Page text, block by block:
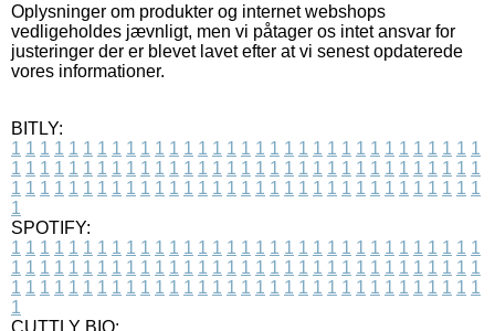
Oplysninger om produkter og internet webshops
vedligeholdes jævnligt, men vi påtager os intet ansvar for
justeringer der er blevet lavet efter at vi senest opdaterede
vores informationer.
BITLY:
1 1 1 1 1 1 1 1 1 1 1 1 1 1 1 1 1 1 1 1 1 1 1 1 1 1 1 1 1 1 1 1 1
1 1 1 1 1 1 1 1 1 1 1 1 1 1 1 1 1 1 1 1 1 1 1 1 1 1 1 1 1 1 1 1 1
1 1 1 1 1 1 1 1 1 1 1 1 1 1 1 1 1 1 1 1 1 1 1 1 1 1 1 1 1 1 1 1 1
1
SPOTIFY:
1 1 1 1 1 1 1 1 1 1 1 1 1 1 1 1 1 1 1 1 1 1 1 1 1 1 1 1 1 1 1 1 1
1 1 1 1 1 1 1 1 1 1 1 1 1 1 1 1 1 1 1 1 1 1 1 1 1 1 1 1 1 1 1 1 1
1 1 1 1 1 1 1 1 1 1 1 1 1 1 1 1 1 1 1 1 1 1 1 1 1 1 1 1 1 1 1 1 1
1
CUTTLY BIO: